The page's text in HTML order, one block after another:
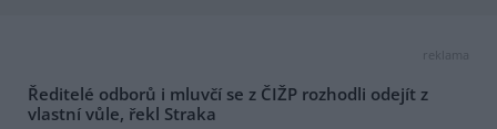
reklama
Ředitelé odborů i mluvčí se z ČIŽP rozhodli odejít z
vlastní vůle, řekl Straka